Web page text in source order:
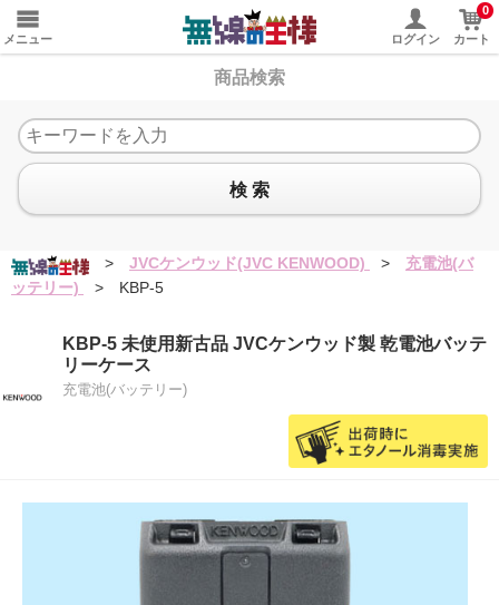
メニュー ログイン
0
カート
商品検索
検 索
> JVCケンウッド(JVC KENWOOD) >
充電池(バ
ッテリー)
> KBP-5
KBP-5 未使用新古品 JVCケンウッド製 乾電池バッテ
リーケース
充電池(バッテリー)